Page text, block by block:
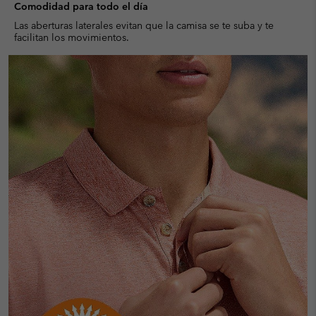
Comodidad para todo el día
Las aberturas laterales evitan que la camisa se te suba y te
facilitan los movimientos.